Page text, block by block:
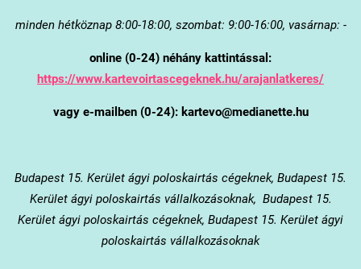
minden hétköznap 8:00-18:00, szombat: 9:00-16:00, vasárnap: -
online (0-24) néhány kattintással:
https://www.kartevoirtascegeknek.hu/arajanlatkeres/
vagy e-mailben (0-24): kartevo@medianette.hu
Budapest 15. Kerület ágyi poloskairtás cégeknek, Budapest 15.
Kerület ágyi poloskairtás vállalkozásoknak, Budapest 15.
Kerület ágyi poloskairtás cégeknek, Budapest 15. Kerület ágyi
poloskairtás vállalkozásoknak